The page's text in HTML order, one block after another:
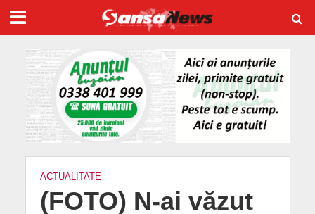
ACTUALITATE
(FOTO) N-ai văzut